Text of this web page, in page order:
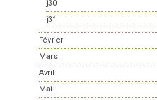
j30
j31
Février
Mars
Avril
Mai